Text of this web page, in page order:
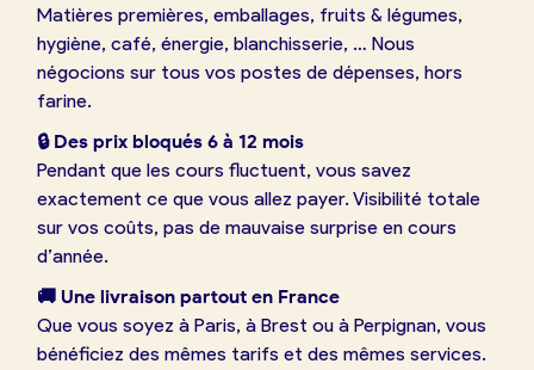
Matières premières, emballages, fruits & légumes,
hygiène, café, énergie, blanchisserie, … Nous
négocions sur tous vos postes de dépenses, hors
farine.
🔒 Des prix bloqués 6 à 12 mois
Pendant que les cours fluctuent, vous savez
exactement ce que vous allez payer. Visibilité totale
sur vos coûts, pas de mauvaise surprise en cours
d’année.
🚚 Une livraison partout en France
Que vous soyez à Paris, à Brest ou à Perpignan, vous
bénéficiez des mêmes tarifs et des mêmes services.